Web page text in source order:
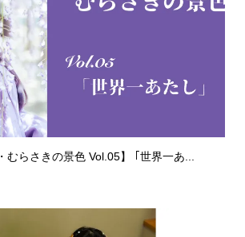
むらさきの景色 Vol.05】 ｢世界一あ...